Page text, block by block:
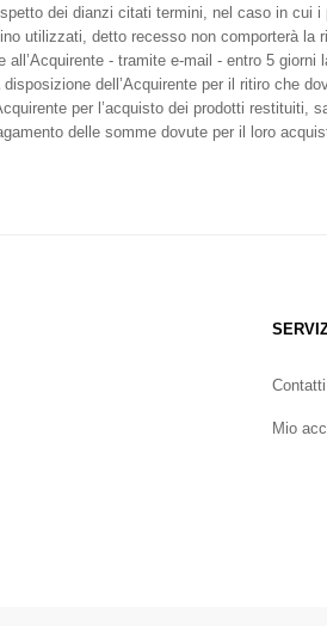
dei dianzi citati termini, nel caso in cui
utilizzati, detto recesso non comporterà la
all’Acquirente - tramite e-mail - entro 5
dell’Acquirente per il ritiro che
per l’acquisto dei prodotti
delle somme dovute per il loro
Contatti
Mio